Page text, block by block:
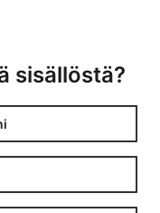
sisällöstä?